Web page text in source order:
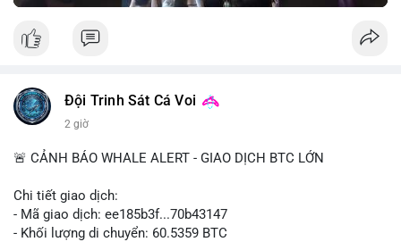
Đội Trinh Sát Cá Voi
2 giờ
🚨 CẢNH BÁO WHALE ALERT - GIAO DỊCH BTC LỚN
Chi tiết giao dịch:
- Mã giao dịch: ee185b3f...70b43147
- Khối lượng di chuyển: 60.5359 BTC